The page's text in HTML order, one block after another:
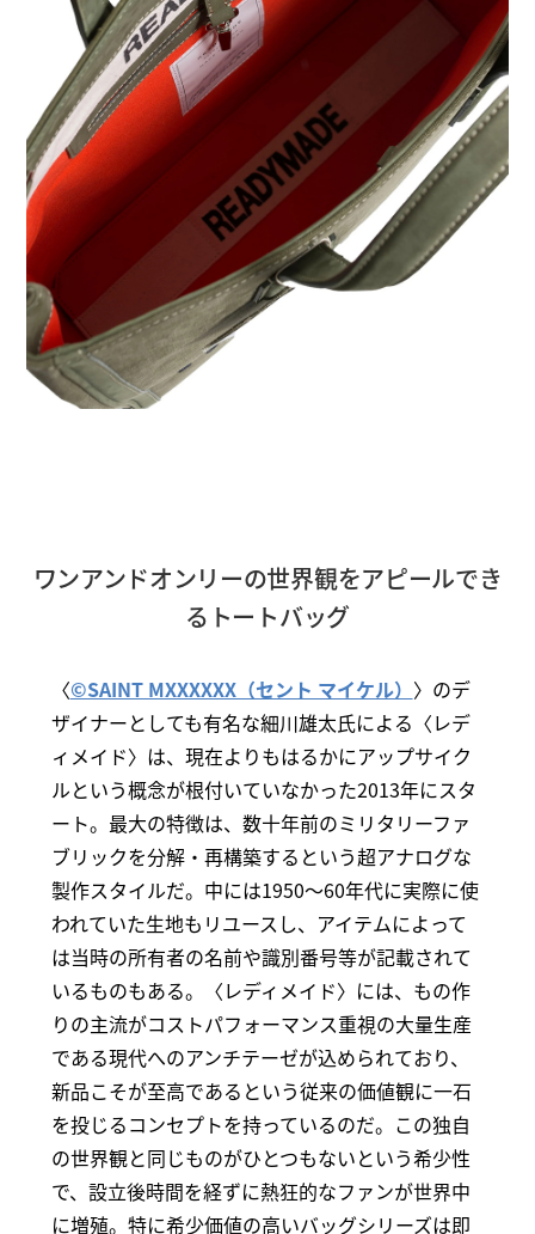
ワンアンドオンリーの世界観をアピールでき
るトートバッグ
〈©SAINT MXXXXXX（セント マイケル） 〉のデ
ザイナーとしても有名な細川雄太氏による〈レデ
ィメイド〉は、現在よりもはるかにアップサイク
ルという概念が根付いていなかった2013年にスタ
ート。最大の特徴は、数十年前のミリタリーファ
ブリックを分解・再構築するという超アナログな
製作スタイルだ。中には1950～60年代に実際に使
われていた生地もリユースし、アイテムによって
は当時の所有者の名前や識別番号等が記載されて
いるものもある。〈レディメイド〉には、もの作
りの主流がコストパフォーマンス重視の大量生産
である現代へのアンチテーゼが込められており、
新品こそが至高であるという従来の価値観に一石
を投じるコンセプトを持っているのだ。この独自
の世界観と同じものがひとつもないという希少性
で、設立後時間を経ずに熱狂的なファンが世界中
に増殖。特に希少価値の高いバッグシリーズは即